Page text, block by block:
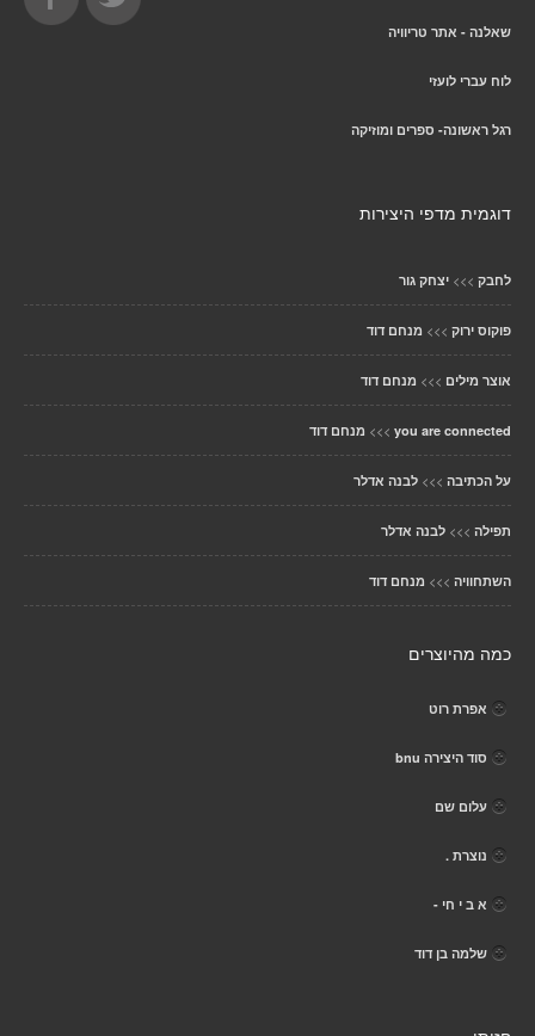
שאלנה - אתר טריוויה
לוח עברי לועזי
רגל ראשונה- ספרים ומוזיקה
דוגמית מדפי היצירות
לחבק >>> יצחק גור
פוקוס ירוק >>> מנחם דוד
אוצר מילים >>> מנחם דוד
you are connected
>>> מנחם דוד
על הכתיבה >>> לבנה אדלר
תפילה >>> לבנה אדלר
השתחוויה >>> מנחם דוד
כמה מהיוצרים
אפרת רוט
סוד היצירה bnu
עלום שם
נוצרת .
א ב י חי -
שלמה בן דוד